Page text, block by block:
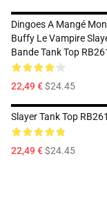
Dingoes A Mangé
Buffy Le Vampire
Bande Tank Top
22,49 €$24.45
Slayer Tank Top
22,49 €$24.45